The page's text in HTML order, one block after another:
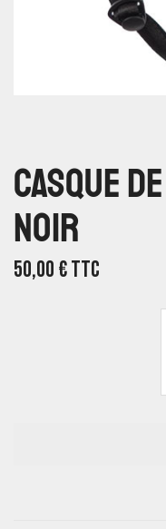
Casque
Noir
50,00€TTC